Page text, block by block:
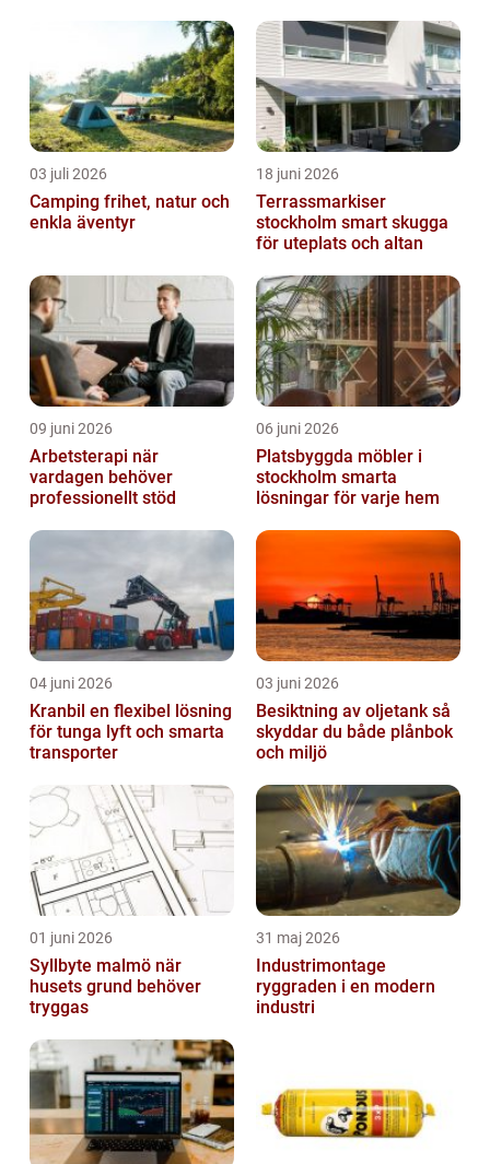
03 juli 2026
Camping frihet, natur och
enkla äventyr
18 juni 2026
Terrassmarkiser
stockholm smart skugga
för uteplats och altan
09 juni 2026
Arbetsterapi när
vardagen behöver
professionellt stöd
06 juni 2026
Platsbyggda möbler i
stockholm smarta
lösningar för varje hem
04 juni 2026
Kranbil en flexibel lösning
för tunga lyft och smarta
transporter
03 juni 2026
Besiktning av oljetank så
skyddar du både plånbok
och miljö
01 juni 2026
Syllbyte malmö när
husets grund behöver
tryggas
31 maj 2026
Industrimontage
ryggraden i en modern
industri